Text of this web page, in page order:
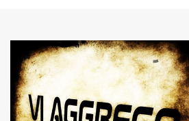
n
t
i